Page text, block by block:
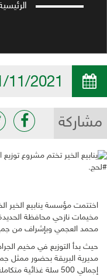
مشاركة
اختتمت مؤسسة ينابيع الخير
مخيمات نازحي محافظة
محمد العجمي وبإشراف من
حيث بدأ التوزيع في مخيم
مديرية البريقة بحضور ممثل
إجمالي 500 سلة غذائية متكاملة.